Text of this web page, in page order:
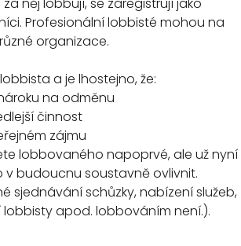
Profesionální lobbisté mohou na
organizace.
a je lhostejno, že:
na odměnu
činnost
zájmu
lobbovaného napoprvé, ale už nyní
v budoucnu soustavně ovlivnit.
sjednávání schůzky, nabízení služeb,
apod. lobbováním není.).